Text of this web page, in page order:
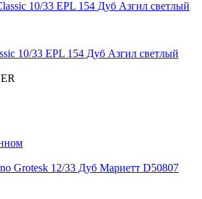
10/33 EPL 154 Дуб Азгил светлый